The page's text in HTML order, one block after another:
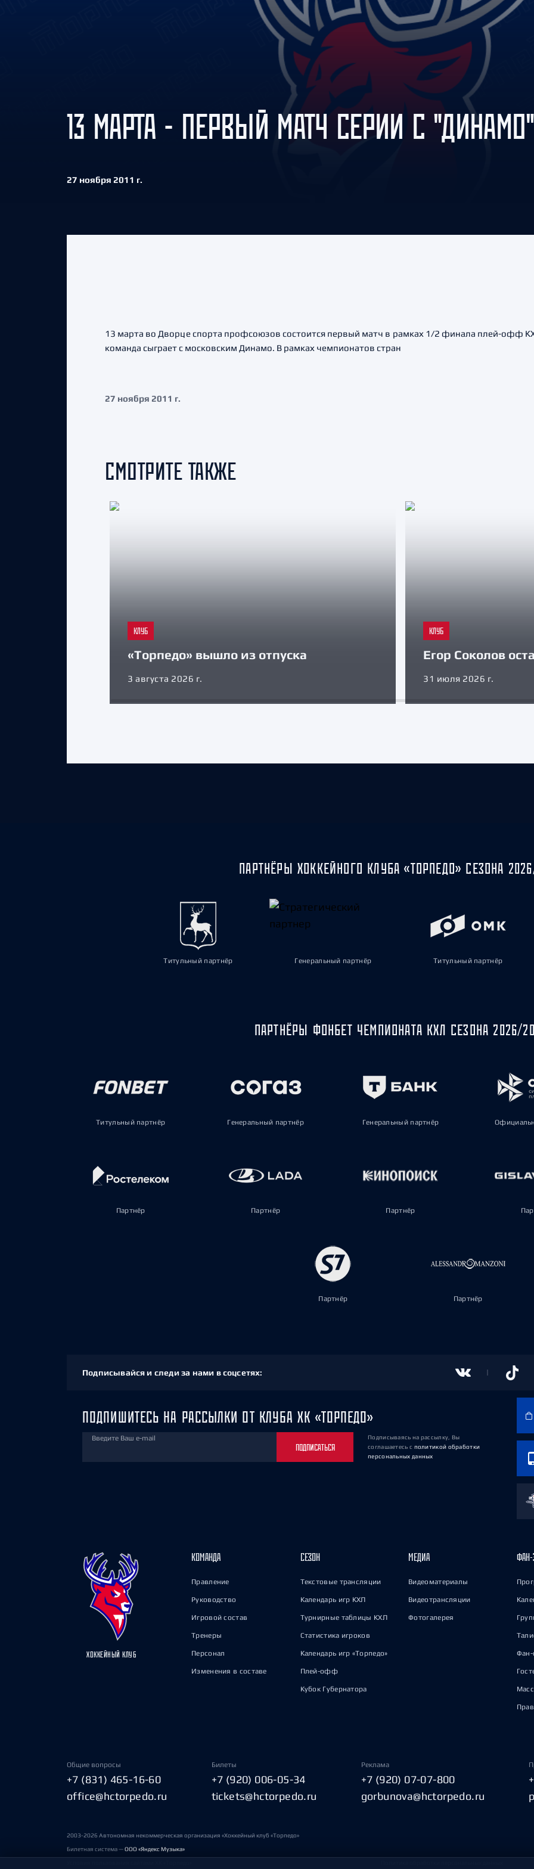
Амур
Барыс
Салават Юлаев
Сибирь
13 МАРТА - ПЕРВЫЙ МАТЧ СЕРИИ С "ДИНАМО"
27 ноября 2011 г.
13 марта во Дворце спорта профсоюзов состоится первый матч в рамках 1/2 финала плей-офф
команда сыграет с московским Динамо. В рамках чемпионатов стран
27 ноября 2011 г.
СМОТРИТЕ ТАКЖЕ
КЛУБ
«Торпедо» вышло из отпуска
3 августа 2026 г.
КЛУБ
Егор Соколов
31 июля 2026 г.
ПАРТНЁРЫ ХОККЕЙНОГО КЛУБА «ТОРПЕДО» СЕЗОНА
Титульный партнёр Генеральный партнёр Титульный партнёр
ПАРТНЁРЫ ФОНБЕТ ЧЕМПИОНАТА КХЛ СЕЗОНА 2026/
Титульный партнёр Генеральный партнёр Генеральный партнёр
Партнёр Партнёр Партнёр
Партнёр Партнёр
Подписывайся и следи за нами в соцсетях:
ПОДПИШИТЕСЬ НА РАССЫЛКИ ОТ КЛУБА ХК «ТОРПЕДО»
Введите Ваш e-mail
ПОДПИСАТЬСЯ
Подписываясь на рассылку, Вы
соглашаетесь с политикой обработки
персональных данных
ХОККЕЙНЫЙ КЛУБ
КОМАНДА
Правление
Руководство
Игровой состав
Тренеры
Персонал
Изменения в составе
СЕЗОН
Текстовые трансляции
Календарь игр КХЛ
Турнирные таблицы КХЛ
Статистика игроков
Календарь игр «Торпедо»
Плей-офф
Кубок Губернатора
МЕДИА
Видеоматериалы
Видеотрансляции
Фотогалерея
ФАН-
Фан-
Общие вопросы
+7 (831) 465-16-60
office@hctorpedo.ru
Билеты
+7 (920) 006-05-34
tickets@hctorpedo.ru
Реклама
+7 (920) 07-07-800
gorbunova@hctorpedo.ru
2003-2026 Автономная некоммерческая организация «Хоккейный клуб «Торпедо»
Билетная система —ООО «Яндекс Музыка»